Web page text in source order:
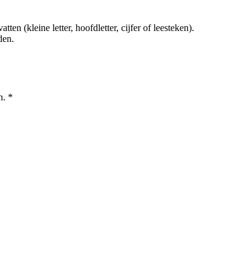
(kleine letter, hoofdletter, cijfer of leesteken).
*